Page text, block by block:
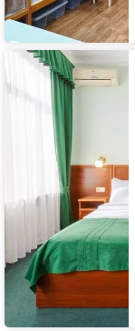
Гостиница
Бристоль-